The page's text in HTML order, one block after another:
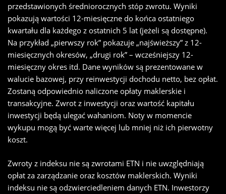
przedstawionych średniorocznych stóp zwrotu. Wyniki
pokazują wartości 12-miesięczne do końca ostatniego
kwartału dla każdego z ostatnich 5 lat (jeżeli są dostępne).
Na przykład „pierwszy rok” pokazuje „najświeższy” z 12-
miesięcznych okresów, „drugi rok” – wcześniejszy 12-
miesięczny okres itd. Dane wyników są prezentowane w
walucie bazowej, przy reinwestycji dochodu netto, bez opłat.
Zostaną odpowiednio naliczone opłaty maklerskie i
transakcyjne. Zwrot z inwestycji oraz wartość kapitału
inwestycji będą ulegać wahaniom. Noty w momencie
wykupu mogą być warte więcej lub mniej niż ich pierwotny
koszt.
Zwroty z indeksu nie są zwrotami ETN i nie uwzględniają
opłat za zarządzanie oraz kosztów maklerskich. Wyniki
indeksu nie są odzwierciedleniem danych ETN. Inwestorzy